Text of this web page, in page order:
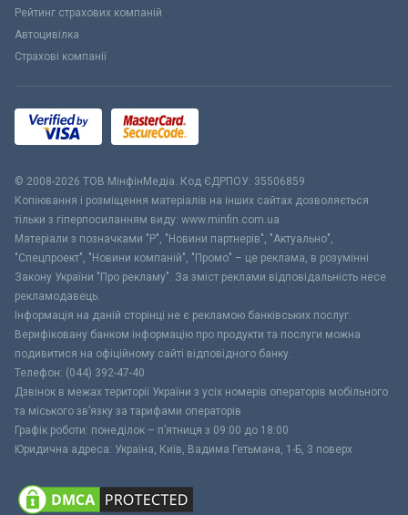
Рейтинг страхових компаній
Автоцивілка
Страхові компанії
© 2008-2026 ТОВ МiнфiнМедiа. Код ЄДРПОУ: 35506859
Копіювання і розміщення матеріалів на інших сайтах дозволяється
тільки з гіперпосиланням виду: www.minfin.com.ua
Матеріали з позначками "Р", "Новини партнерів", "Актуально",
"Спецпроект", "Новини компаній", "Промо" – це реклама, в розумінні
Закону України "Про рекламу". За зміст реклами відповідальність несе
рекламодавець.
Інформація на даній сторінці не є рекламою банківських послуг.
Верифіковану банком інформацію про продукти та послуги можна
подивитися на офіційному сайті відповідного банку.
Телефон: (044) 392-47-40
Дзвінок в межах території України з усіх номерів операторів мобільного
та міського зв’язку за тарифами операторів
Графік роботи: понеділок – п’ятниця з 09:00 до 18:00
Юридична адреса: Україна, Київ, Вадима Гетьмана, 1-Б, 3 поверх